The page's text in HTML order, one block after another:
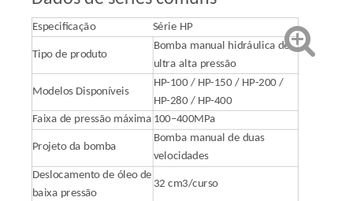
Especificação Série HP
Tipo de produto
Bomba manual hidráulica de
ultra alta pressão
Modelos Disponíveis
HP-100 / HP-150 / HP-200 /
HP-280 / HP-400
Faixa de pressão máxima 100–400MPa
Projeto da bomba
Bomba manual de duas
velocidades
Deslocamento de óleo de
baixa pressão
32 cm3/curso